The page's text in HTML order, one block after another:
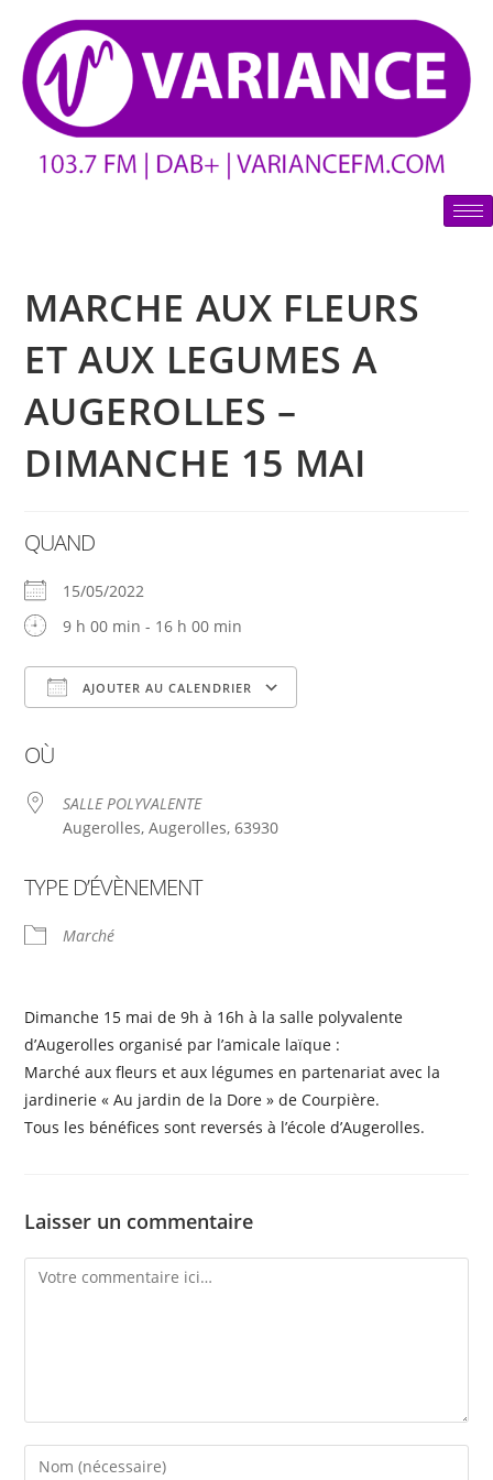
MARCHE AUX FLEURS
ET AUX LEGUMES A
AUGEROLLES –
DIMANCHE 15 MAI
QUAND
15/05/2022
9 h 00 min - 16 h 00 min
AJOUTER AU CALENDRIER
OÙ
SALLE POLYVALENTE
Augerolles, Augerolles, 63930
TYPE D’ÉVÈNEMENT
Marché
Dimanche 15 mai de 9h à 16h à la salle polyvalente
d’Augerolles organisé par l’amicale laïque :
Marché aux fleurs et aux légumes en partenariat avec la
jardinerie « Au jardin de la Dore » de Courpière.
Tous les bénéfices sont reversés à l’école d’Augerolles.
Laisser un commentaire